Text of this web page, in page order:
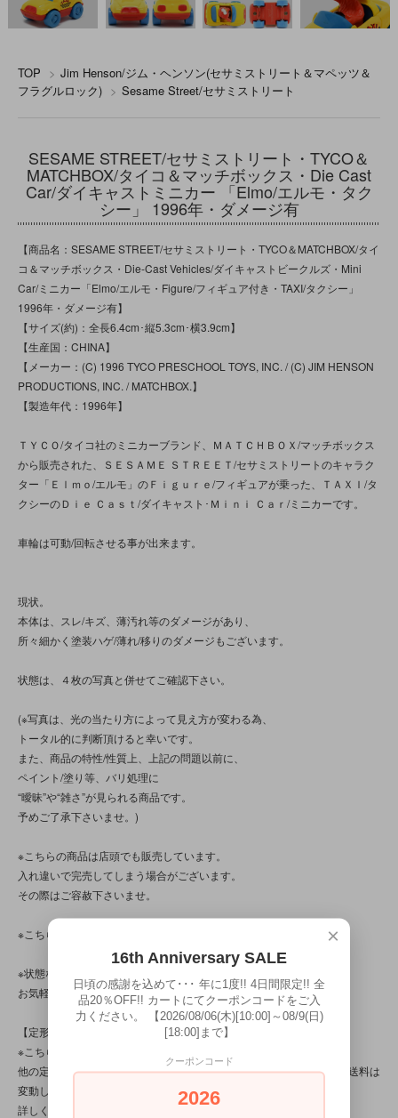
TOP > Jim Henson/ジム・ヘンソン(セサミストリート＆マペッツ＆
フラグルロック) > Sesame Street/セサミストリート
SESAME STREET/セサミストリート・TYCO＆
MATCHBOX/タイコ＆マッチボックス・Die Cast
Car/ダイキャストミニカー 「Elmo/エルモ・タク
シー」 1996年・ダメージ有
【商品名：SESAME STREET/セサミストリート・TYCO＆MATCHBOX/タイ
コ＆マッチボックス・Die-Cast Vehicles/ダイキャストビークルズ・Mini
Car/ミニカー「Elmo/エルモ・Figure/フィギュア付き・TAXI/タクシー」
1996年・ダメージ有】
【サイズ(約)：全長6.4cm･縦5.3cm･横3.9cm】
【生産国：CHINA】
【メーカー：(C) 1996 TYCO PRESCHOOL TOYS, INC. / (C) JIM HENSON
PRODUCTIONS, INC. / MATCHBOX.】
【製造年代：1996年】
ＴＹＣＯ/タイコ社のミニカーブランド、ＭＡＴＣＨＢＯＸ/マッチボックス
から販売された、ＳＥＳＡＭＥ ＳＴＲＥＥＴ/セサミストリートのキャラク
ター「Ｅｌｍｏ/エルモ」のＦｉｇｕｒｅ/フィギュアが乗った、ＴＡＸＩ/タ
クシーのＤｉｅ Ｃａｓｔ/ダイキャスト･Ｍｉｎｉ Ｃａｒ/ミニカーです。
車輪は可動/回転させる事が出来ます。
現状。
本体は、スレ/キズ、薄汚れ等のダメージがあり、
所々細かく塗装ハゲ/薄れ/移りのダメージもございます。
状態は、４枚の写真と併せてご確認下さい。
(※写真は、光の当たり方によって見え方が変わる為、
トータル的に判断頂けると幸いです。
また、商品の特性/性質上、上記の問題以前に、
ペイント/塗り等、バリ処理に
“曖昧”や“雑さ”が見られる商品です。
予めご了承下さいませ。)
※こちらの商品は店頭でも販売しています。
入れ違いで完売してしまう場合がございます。
その際はご容赦下さいませ。
※こちらの商品は、中古・ヴィンテージ品です。
※状態など分かり辛い点、気になる点、不明点がございましたら、
お気軽にお問い合わせ下さい。
【定形外対応商品】
※こちらの商品は【サイズ規格外・(7)～100gまで】です。
他の定形外対応商品と複数購入される場合は、サイズや重量によって送料は
変動します。送料は【最終注文確認書】で確定します。
詳しくは
×
16th Anniversary SALE
日頃の感謝を込めて･･･ 年に1度!! 4日間限定!! 全
品20％OFF!! カートにてクーポンコードをご入
力ください。 【2026/08/06(木)[10:00]～08/9(日)
[18:00]まで】
クーポンコード
2026